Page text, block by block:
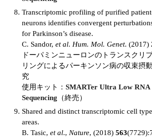
Transcriptomic profiling of purified
neurons identifies convergent
for Parkinson’s disease.
C. Sandor, et al. Hum. Mol. Genet. (2017)
ドーパミンニューロンのトランスクリ
リングによるパーキンソン病の収束摂
究
使用キット： SMARTer Ultra Low
Sequencing （終売）
Shared and distinct transcriptomic cell
areas.
B. Tasic, et al., Nature, (2018) 563